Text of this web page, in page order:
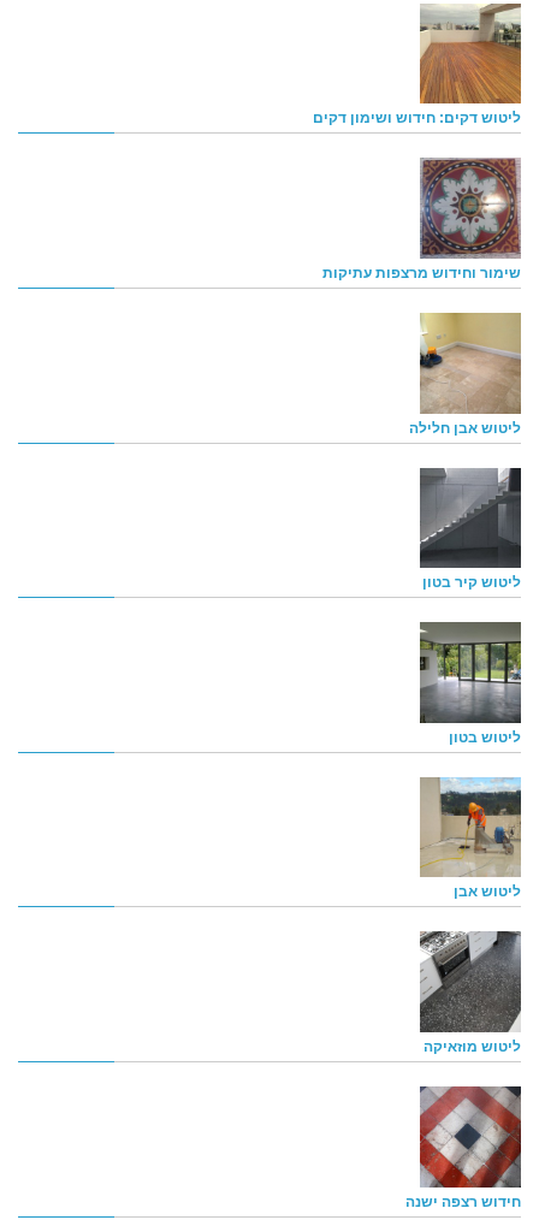
ליטוש דקים: חידוש ושימון דקים
שימור וחידוש מרצפות עתיקות
ליטוש אבן חלילה
ליטוש קיר בטון
ליטוש בטון
ליטוש אבן
ליטוש מוזאיקה
חידוש רצפה ישנה